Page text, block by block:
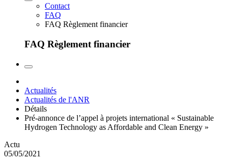
Contact
FAQ
FAQ Règlement financier
FAQ Règlement financier
Actualités
Actualités de l'ANR
Détails
Pré-annonce de l’appel à projets international « Sustainable
Hydrogen Technology as Affordable and Clean Energy »
Actu
05/05/2021